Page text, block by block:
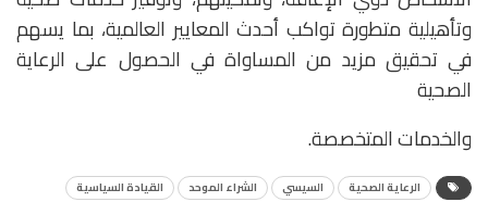
وتأهيلية متطورة تواكب أحدث المعايير العالمية، بما يسهم
في تحقيق مزيد من المساواة في الحصول على الرعاية
الصحية
والخدمات المتخصصة.
الرعاية الصحية السيسي الشراء الموحد
القيادة السياسية